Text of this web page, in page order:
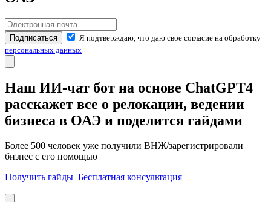
Подписаться
Я подтверждаю, что даю свое согласие на обработку
персональных данных
Наш ИИ-чат бот на основе ChatGPT4
расскажет все о релокации, ведении
бизнеса в ОАЭ и поделится гайдами
Более 500 человек уже получили ВНЖ/зарегистрировали
бизнес с его помощью
Получить гайды Бесплатная консультация